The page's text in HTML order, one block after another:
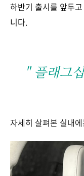
하반기 출시를 앞두
니다.
" 플래그
자세히 살펴본 실내